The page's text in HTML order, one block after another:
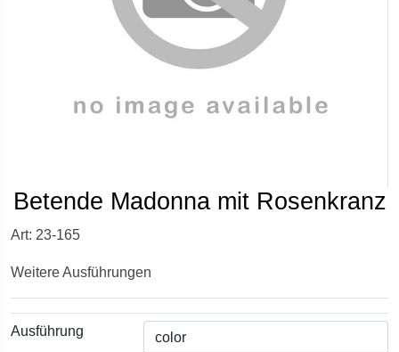
Betende Madonna mit Rosenkranz
Art: 23-165
Weitere Ausführungen
Ausführung